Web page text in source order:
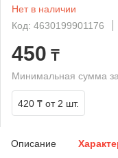
Нет в наличии
Код: 4630199901176
450 ₸
Минимальная сумма
420 ₸ от 2 шт.
Описание